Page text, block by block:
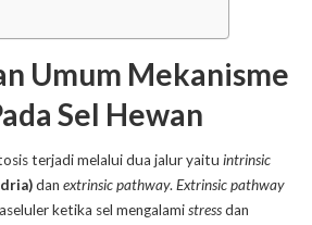
Umum Mekanisme
Sel Hewan
terjadi melalui dua jalur yaitu intrinsic
dan extrinsic pathway.Extrinsic pathway
ketika sel mengalamistressdan